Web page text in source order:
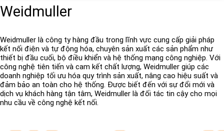
Weidmuller
Weidmuller là công ty hàng đầu trong lĩnh vực cung cấp giải pháp
kết nối điện và tự động hóa, chuyên sản xuất các sản phẩm như
thiết bị đầu cuối, bộ điều khiển và hệ thống mạng công nghiệp. Với
công nghệ tiên tiến và cam kết chất lượng, Weidmuller giúp các
doanh nghiệp tối ưu hóa quy trình sản xuất, nâng cao hiệu suất và
đảm bảo an toàn cho hệ thống. Được biết đến với sự đổi mới và
dịch vụ khách hàng tận tâm, Weidmuller là đối tác tin cậy cho mọi
nhu cầu về công nghệ kết nối.